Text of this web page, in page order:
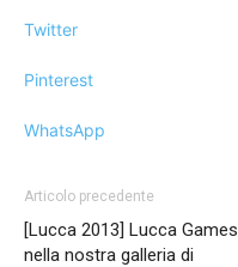
Twitter
Pinterest
WhatsApp
Articolo precedente
[Lucca 2013] Lucca Games
nella nostra galleria di